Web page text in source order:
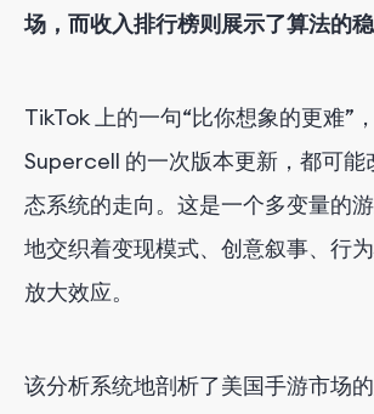
场，而收入排行榜则展示了算法的稳
TikTok 上的一句“比你想象的更难”
Supercell 的一次版本更新，都可能
态系统的走向。这是一个多变量的
地交织着变现模式、创意叙事、行
放大效应。
该分析系统地剖析了美国手游市场的